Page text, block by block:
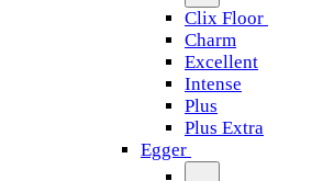
Clix Floor
Charm
Excellent
Intense
Plus
Plus Extra
Egger